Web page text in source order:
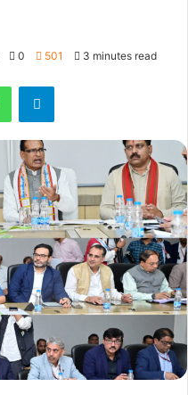
0 501 3 minutes read